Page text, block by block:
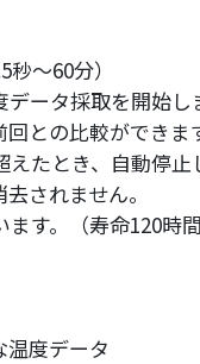
～60分）
ータ採取を開始し
との比較ができま
たとき、自動停止
されません。
ます。（寿命120時
度データ